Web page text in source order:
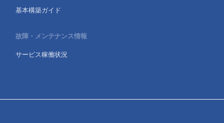
基本構築ガイド
故障・メンテナンス情報
サービス稼働状況